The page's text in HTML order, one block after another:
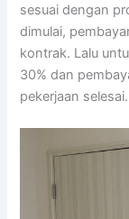
sesuai dengan
dimulai,
kontrak. Lalu
30% dan
pekerjaan selesai.